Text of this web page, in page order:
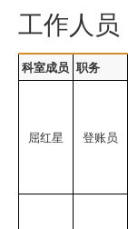
工作人员
科室成员 职务
屈红星 登账员